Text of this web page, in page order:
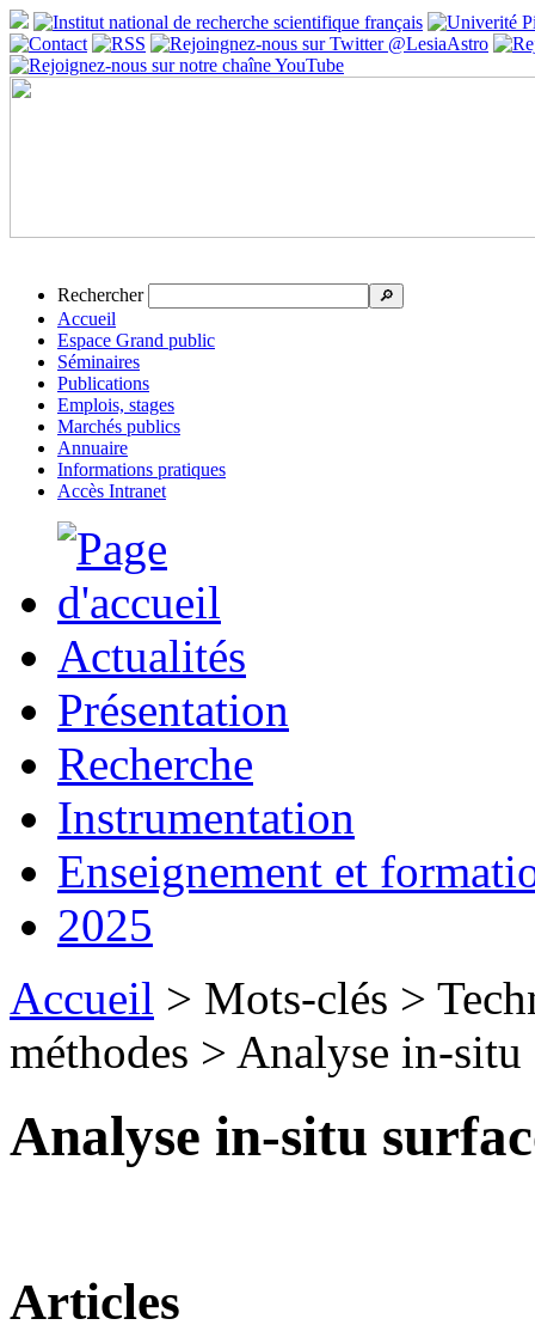
Rechercher 🔎
Accueil
Espace Grand public
Séminaires
Publications
Emplois, stages
Marchés publics
Annuaire
Informations pratiques
Accès Intranet
Actualités
Présentation
Recherche
Instrumentation
Enseignement et
2025
Accueil > Mots-clés >
méthodes > Analyse in-situ
Analyse in-situ
Articles